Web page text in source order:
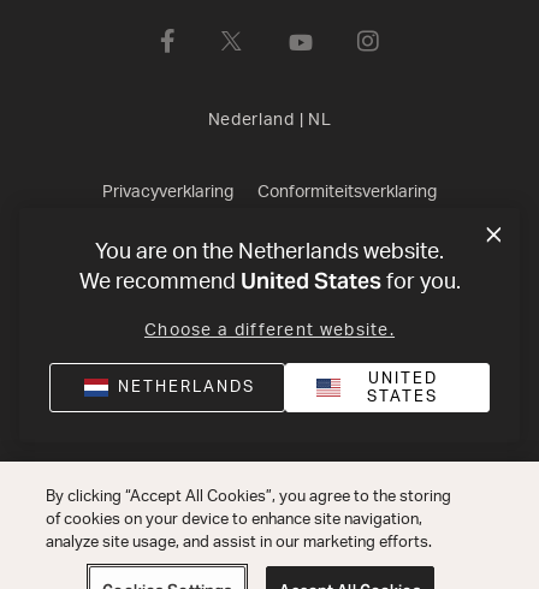
Nederland NL
Privacyverklaring Conformiteitsverklaring
Verkoopvoorwaarden ©2026Harman International Industries,
Incorporated. All rights reserved.
You are on the Netherlands website.
We recommend United Statesfor you.
Choose a different website.
NETHERLANDS
UNITED
STATES
By clicking “Accept All Cookies”, you agree to the storing
of cookies on your device to enhance site navigation,
analyze site usage, and assist in our marketing efforts.